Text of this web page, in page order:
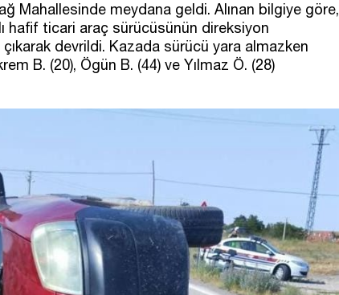
Mahallesinde meydana geldi. Alınan bilgiye göre,
hafif ticari araç sürücüsünün direksiyon
devrildi. Kazada sürücü yara almazken
B. (20), Ögün B. (44) ve Yılmaz Ö. (28)